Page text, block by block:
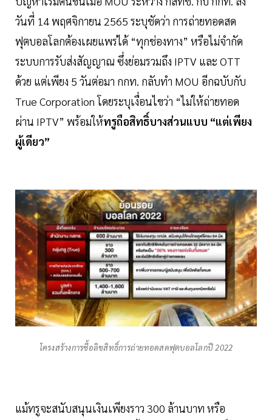
วันที่ 14 พฤศจิกายน 2565 ระบุชัดว่า การถ่ายทอดสด
ฟุตบอลโลกต้องเผยแพร่ได้ “ทุกช่องทาง” หรือไม่จำกัด
ระบบการรับส่งสัญญาณ ซึ่งย่อมรวมถึง IPTV และ OTT
ด้วย แต่เพียง 5 วันต่อมา กกท. กลับทำ MOU อีกฉบับกับ
True Corporation โดยระบุเงื่อนไขว่า “ไม่ให้ถ่ายทอด
ผ่าน IPTV” พร้อมให้ทรูถือสิทธิ์บางส่วนแบบ “แต่เพียง
ผู้เดียว”
โครงสร้างการซื้อลิขสิทธิ์การถ่ายทอดสดฟุตบอลโลกปี 2022
แม้ทรูจะสนับสนุนเงินเพียงราว 300 ล้านบาท หรือ